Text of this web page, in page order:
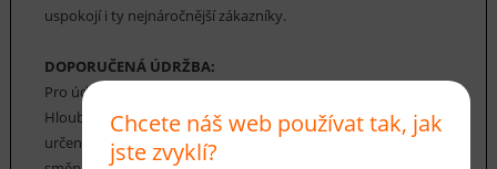
uspokojí i ty nejnáročnější zákazníky.
DOPORUČENÁ ÚDRŽBA:
Pro údržbu koberců BOWI EXA postačí suché vysávání.
Hloubkové čištění je možné běžně dostupnými prostředky
určenými k čištění koberců. Vysávání by mělo probíhat všemi
Chcete náš web používat tak, jak
jste zvyklí?